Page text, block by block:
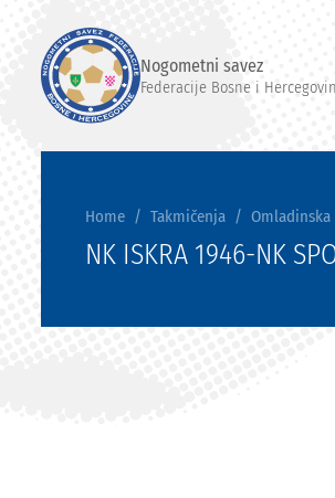
Nogometni savez
Federacije Bosne i
Home Takmičenja
NK ISKRA 1946-NK